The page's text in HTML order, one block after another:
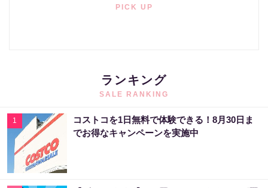
PICK UP
ランキング
SALE RANKING
1
コストコを1日無料で体験できる！8月30日ま
でお得なキャンペーンを実施中